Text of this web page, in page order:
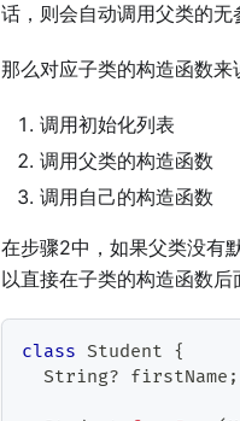
话，则会自动调用父类的无
那么对应子类的构造函数来
调用初始化列表
调用父类的构造函数
调用自己的构造函数
在步骤2中，如果父类没有
以直接在子类的构造函数后
class Student {
String? firstName ;